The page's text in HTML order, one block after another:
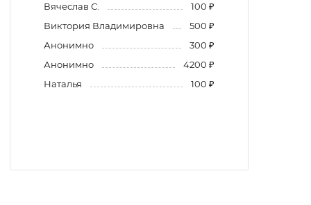
Вячеслав С.
100 ₽
Виктория Владимировна
500 ₽
Анонимно
300 ₽
Анонимно
4200 ₽
Наталья
100 ₽